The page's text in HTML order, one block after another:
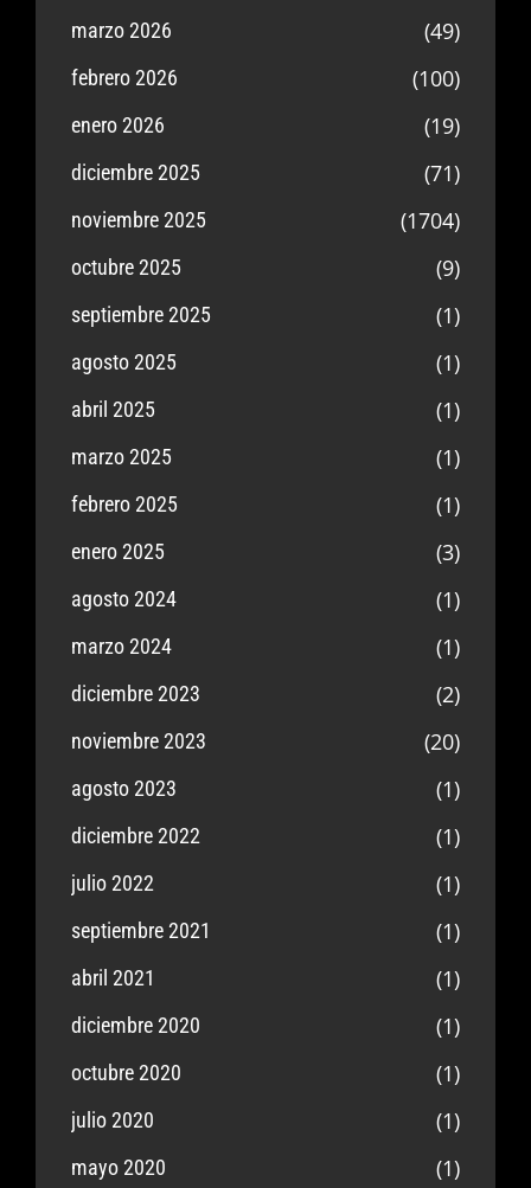
marzo 2026 (49)
febrero 2026 (100)
enero 2026 (19)
diciembre 2025 (71)
noviembre 2025 (1704)
octubre 2025 (9)
septiembre 2025 (1)
agosto 2025 (1)
abril 2025 (1)
marzo 2025 (1)
febrero 2025 (1)
enero 2025 (3)
agosto 2024 (1)
marzo 2024 (1)
diciembre 2023 (2)
noviembre 2023 (20)
agosto 2023 (1)
diciembre 2022 (1)
julio 2022 (1)
septiembre 2021 (1)
abril 2021 (1)
diciembre 2020 (1)
octubre 2020 (1)
julio 2020 (1)
mayo 2020 (1)